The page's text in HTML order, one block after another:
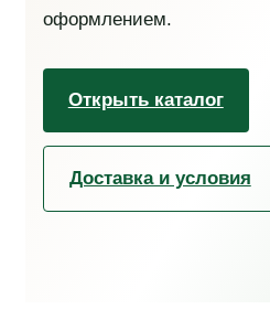
оформлением.
Открыть каталог
Доставка и условия